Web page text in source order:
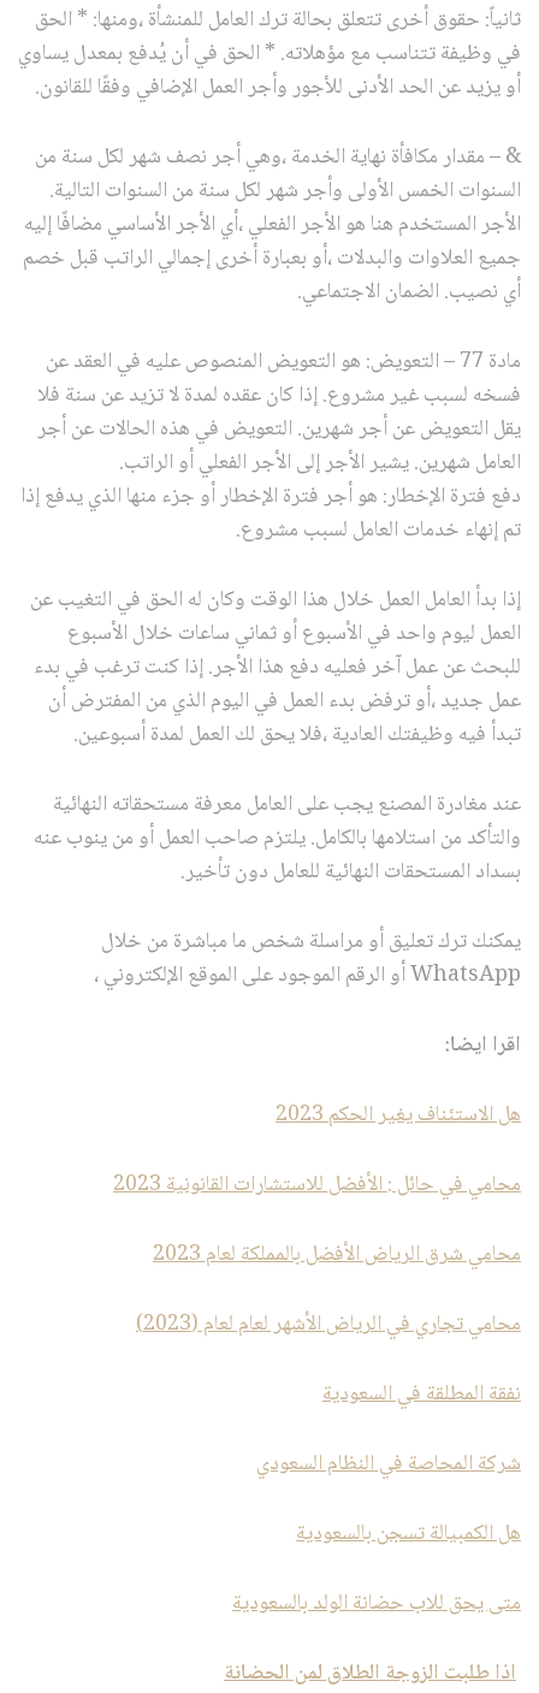
ثانياً: حقوق أخرى تتعلق بحالة ترك العامل للمنشأة ،ومنها: * الحق
في وظيفة تتناسب مع مؤهلاته. * الحق في أن يُدفع بمعدل يساوي
أو يزيد عن الحد الأدنى للأجور وأجر العمل الإضافي وفقًا للقانون.
& – مقدار مكافأة نهاية الخدمة ،وهي أجر نصف شهر لكل سنة من
السنوات الخمس الأولى وأجر شهر لكل سنة من السنوات التالية.
الأجر المستخدم هنا هو الأجر الفعلي ،أي الأجر الأساسي مضافًا إليه
جميع العلاوات والبدلات ،أو بعبارة أخرى إجمالي الراتب قبل خصم
أي نصيب. الضمان الاجتماعي.
مادة 77 – التعويض: هو التعويض المنصوص عليه في العقد عن
فسخه لسبب غير مشروع. إذا كان عقده لمدة لا تزيد عن سنة فلا
يقل التعويض عن أجر شهرين. التعويض في هذه الحالات عن أجر
العامل شهرين. يشير الأجر إلى الأجر الفعلي أو الراتب.
دفع فترة الإخطار: هو أجر فترة الإخطار أو جزء منها الذي يدفع إذا
تم إنهاء خدمات العامل لسبب مشروع.
إذا بدأ العامل العمل خلال هذا الوقت وكان له الحق في التغيب عن
العمل ليوم واحد في الأسبوع أو ثماني ساعات خلال الأسبوع
للبحث عن عمل آخر فعليه دفع هذا الأجر. إذا كنت ترغب في بدء
عمل جديد ،أو ترفض بدء العمل في اليوم الذي من المفترض أن
تبدأ فيه وظيفتك العادية ،فلا يحق لك العمل لمدة أسبوعين.
عند مغادرة المصنع يجب على العامل معرفة مستحقاته النهائية
والتأكد من استلامها بالكامل. يلتزم صاحب العمل أو من ينوب عنه
بسداد المستحقات النهائية للعامل دون تأخير.
يمكنك ترك تعليق أو مراسلة شخص ما مباشرة من خلال
WhatsApp أو الرقم الموجود على الموقع الإلكتروني ،
اقرا ايضا:
هل الاستئناف يغير الحكم 2023
محامي في حائل : الأفضل للاستشارات القانونية 2023
محامي شرق الرياض الأفضل بالمملكة لعام 2023
محامي تجاري في الرياض الأشهر لعام لعام (2023)
نفقة المطلقة في السعودية
شركة المحاصة في النظام السعودي
هل الكمبيالة تسجن بالسعودية
متى يحق للاب حضانة الولد بالسعودية
اذا طلبت الزوجة الطلاق لمن الحضانة